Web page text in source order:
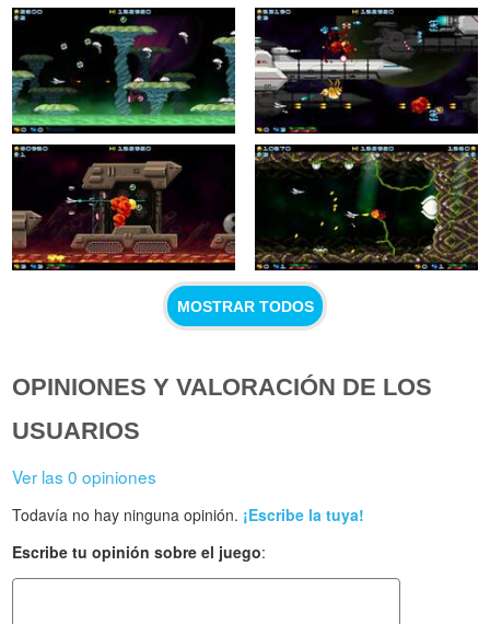
MOSTRAR TODOS
OPINIONES Y VALORACIÓN DE LOS
USUARIOS
Ver las 0 opiniones
Todavía no hay ninguna opinión. ¡Escribe la tuya!
Escribe tu opinión sobre el juego: